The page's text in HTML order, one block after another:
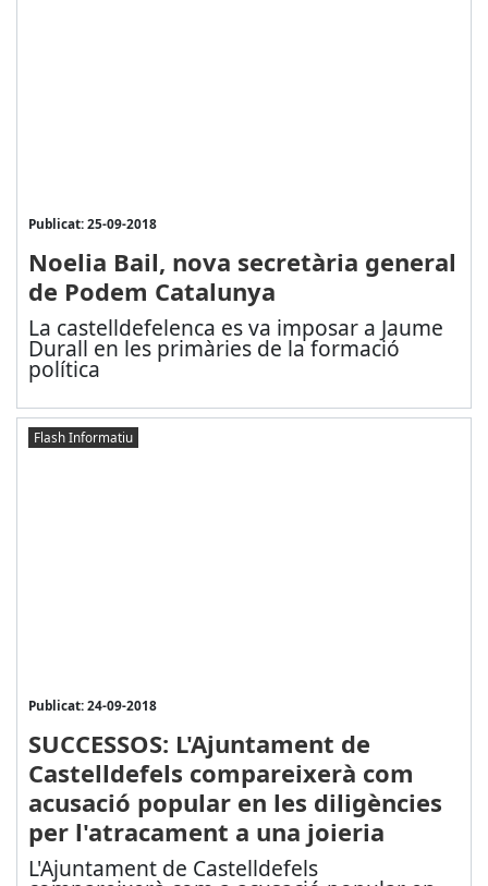
Publicat: 25-09-2018
Noelia Bail, nova secretària general
de Podem Catalunya
La castelldefelenca es va imposar a Jaume
Durall en les primàries de la formació
política
Flash Informatiu
Publicat: 24-09-2018
SUCCESSOS: L'Ajuntament de
Castelldefels compareixerà com
acusació popular en les diligències
per l'atracament a una joieria
L'Ajuntament de Castelldefels